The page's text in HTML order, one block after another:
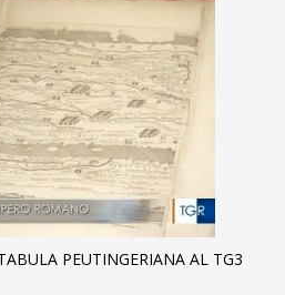
PEUTINGERIANA AL TG3